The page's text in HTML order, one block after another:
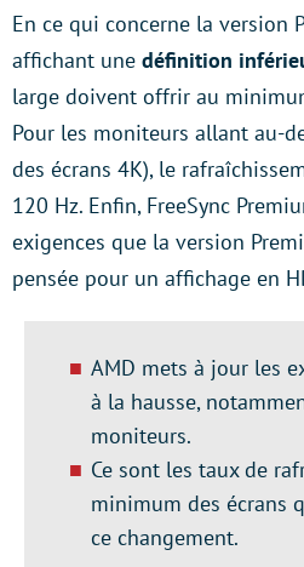
En ce qui concerne la version
affichant une définition
large doivent offrir au
Pour les moniteurs allant au-
des écrans 4K), le
120 Hz. Enfin, FreeSync
exigences que la version
pensée pour un affichage en
AMD mets à jour les
à la hausse,
moniteurs.
Ce sont les taux de
minimum des écrans
ce changement.